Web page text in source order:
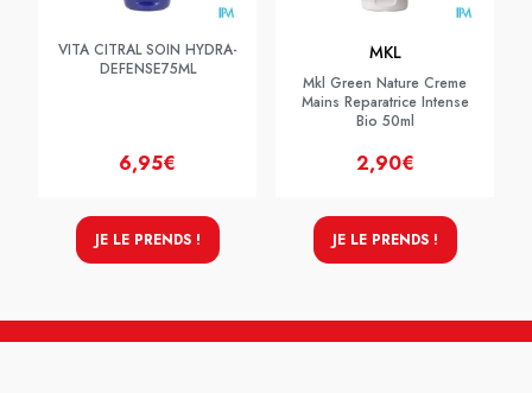
VITA CITRAL SOIN HYDRA-
DEFENSE75ML
6,95€
JE LE PRENDS !
MKL
Mkl Green Nature Creme
Mains Reparatrice Intense
Bio 50ml
2,90€
JE LE PRENDS !